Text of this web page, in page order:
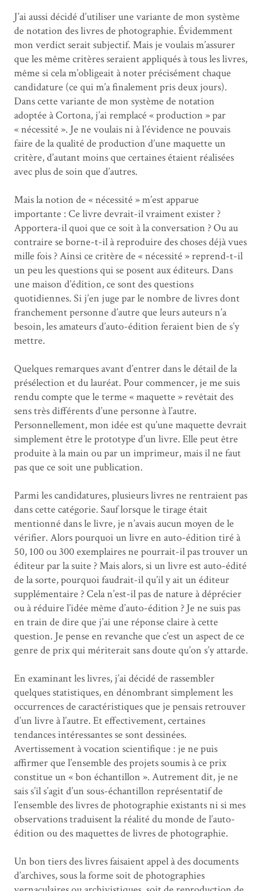
J’ai aussi décidé d’utiliser une variante de mon système
de notation des livres de photographie. Évidemment
mon verdict serait subjectif. Mais je voulais m’assurer
que les même critères seraient appliqués à tous les livres,
même si cela m’obligeait à noter précisément chaque
candidature (ce qui m’a finalement pris deux jours).
Dans cette variante de mon système de notation
adoptée à Cortona, j’ai remplacé « production » par
« nécessité ». Je ne voulais ni à l’évidence ne pouvais
faire de la qualité de production d’une maquette un
critère, d’autant moins que certaines étaient réalisées
avec plus de soin que d’autres.
Mais la notion de « nécessité » m’est apparue
importante : Ce livre devrait-il vraiment exister ?
Apportera-il quoi que ce soit à la conversation ? Ou au
contraire se borne-t-il à reproduire des choses déjà vues
mille fois ? Ainsi ce critère de « nécessité » reprend-t-il
un peu les questions qui se posent aux éditeurs. Dans
une maison d’édition, ce sont des questions
quotidiennes. Si j’en juge par le nombre de livres dont
franchement personne d’autre que leurs auteurs n’a
besoin, les amateurs d’auto-édition feraient bien de s’y
mettre.
Quelques remarques avant d’entrer dans le détail de la
présélection et du lauréat. Pour commencer, je me suis
rendu compte que le terme « maquette » revêtait des
sens très différents d’une personne à l’autre.
Personnellement, mon idée est qu’une maquette devrait
simplement être le prototype d’un livre. Elle peut être
produite à la main ou par un imprimeur, mais il ne faut
pas que ce soit une publication.
Parmi les candidatures, plusieurs livres ne rentraient pas
dans cette catégorie. Sauf lorsque le tirage était
mentionné dans le livre, je n’avais aucun moyen de le
vérifier. Alors pourquoi un livre en auto-édition tiré à
50, 100 ou 300 exemplaires ne pourrait-il pas trouver un
éditeur par la suite ? Mais alors, si un livre est auto-édité
de la sorte, pourquoi faudrait-il qu’il y ait un éditeur
supplémentaire ? Cela n’est-il pas de nature à déprécier
ou à réduire l’idée même d’auto-édition ? Je ne suis pas
en train de dire que j’ai une réponse claire à cette
question. Je pense en revanche que c’est un aspect de ce
genre de prix qui mériterait sans doute qu’on s’y attarde.
En examinant les livres, j’ai décidé de rassembler
quelques statistiques, en dénombrant simplement les
occurrences de caractéristiques que je pensais retrouver
d’un livre à l’autre. Et effectivement, certaines
tendances intéressantes se sont dessinées.
Avertissement à vocation scientifique : je ne puis
affirmer que l’ensemble des projets soumis à ce prix
constitue un « bon échantillon ». Autrement dit, je ne
sais s’il s’agit d’un sous-échantillon représentatif de
l’ensemble des livres de photographie existants ni si mes
observations traduisent la réalité du monde de l’auto-
édition ou des maquettes de livres de photographie.
Un bon tiers des livres faisaient appel à des documents
d’archives, sous la forme soit de photographies